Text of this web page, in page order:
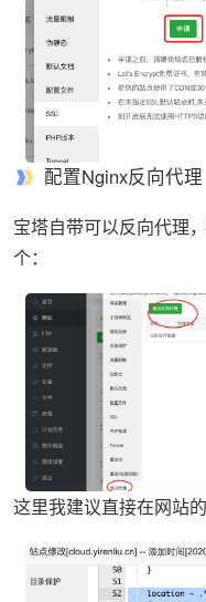
配置Nginx反向代理
宝塔自带可以反向代理
个：
这里我建议直接在网站